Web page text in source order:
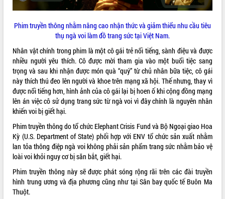
VIDEO
Phim truyền thông nhằm nâng cao nhận thức và giảm thiểu nhu cầu tiêu
thụ ngà voi làm đồ trang sức tại Việt Nam.
Nhân vật chính trong phim là một cô gái trẻ nổi tiếng, sành điệu và được
nhiều người yêu thích. Cô được mời tham gia vào một buổi tiệc sang
trọng và sau khi nhận được món quà “quý” từ chủ nhân bữa tiệc, cô gái
này thích thú đeo lên người và khoe trên mạng xã hội. Thế nhưng, thay vì
được nổi tiếng hơn, hình ảnh của cô gái lại bị hoen ố khi cộng đồng mạng
lên án việc cô sử dụng trang sức từ ngà voi vì đây chính là nguyên nhân
khiến voi bị giết hại.
Phim truyền thông do tổ chức Elephant Crisis Fund và Bộ Ngoại giao Hoa
Kỳ (U.S. Department of State) phối hợp với ENV tổ chứcsản xuất nhằm
lan tỏa thông điệp ngà voi không phải sản phẩm trang sức nhằm bảo vệ
loài voi khỏi nguy cơ bị săn bắt, giết hại.
Phim truyền thông này sẽ được phát sóng rộng rãi trên các đài truyền
hình trung ương và địa phương cũng như tại Sân bay quốc tế Buôn Ma
Thuột.